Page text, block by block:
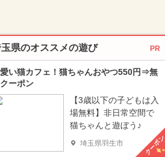
県のオススメの遊び PR
い猫カフェ！猫ちゃんおやつ550円⇒無
ーポン
【3歳以下の子どもは入
場無料】非日常空間で
猫ちゃんと遊ぼう♪
埼玉県羽生市 クーポン